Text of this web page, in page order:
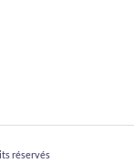
réservés